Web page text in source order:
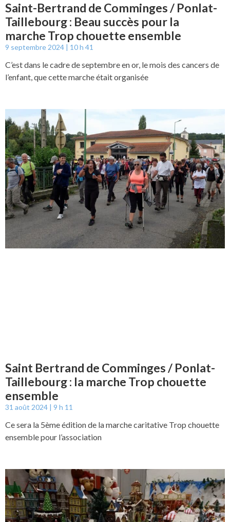
Saint-Bertrand de Comminges / Ponlat-
Taillebourg : Beau succès pour la
marche Trop chouette ensemble
9 septembre 2024 10 h 41
C’est dans le cadre de septembre en or, le mois des cancers de
l’enfant, que cette marche était organisée
Saint Bertrand de Comminges / Ponlat-
Taillebourg : la marche Trop chouette
ensemble
31 août 2024 9 h 11
Ce sera la 5ème édition de la marche caritative Trop chouette
ensemble pour l’association